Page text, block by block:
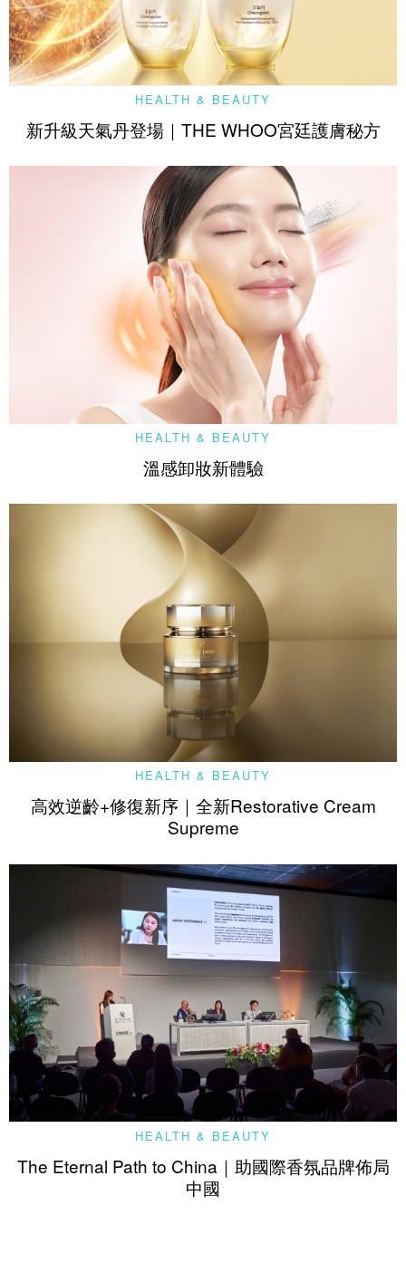
HEALTH & BEAUTY
新升級天氣丹登場｜THE WHOO宮廷護膚秘方
HEALTH & BEAUTY
溫感卸妝新體驗
HEALTH & BEAUTY
高效逆齡+修復新序｜全新Restorative Cream
Supreme
HEALTH & BEAUTY
The Eternal Path to China｜助國際香氛品牌佈局
中國